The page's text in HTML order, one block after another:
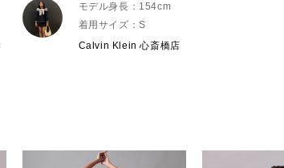
モデル身長：154cm
着用サイズ：S
Calvin Klein 心斎橋店